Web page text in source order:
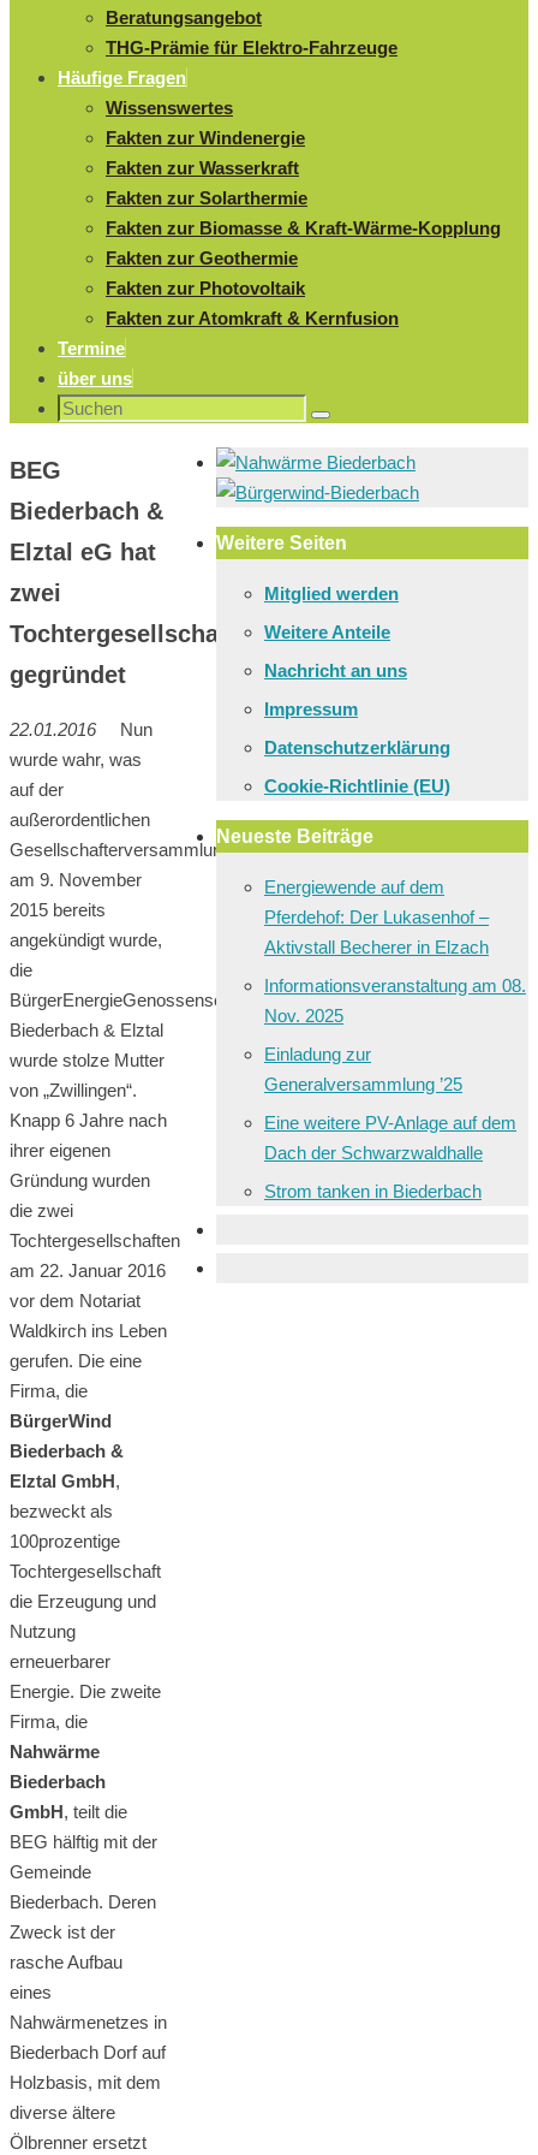
Beratungsangebot
THG-Prämie für Elektro-Fahrzeuge
Häufige Fragen
Wissenswertes
Fakten zur Windenergie
Fakten zur Wasserkraft
Fakten zur Solarthermie
Fakten zur Biomasse & Kraft-Wärme-Kopplung
Fakten zur Geothermie
Fakten zur Photovoltaik
Fakten zur Atomkraft & Kernfusion
Termine
über uns
Suchen
Suchen
BEG
Biederbach &
Elztal eG hat
zwei
Tochtergesellschaften
gegründet
22.01.2016
Nun
wurde wahr, was
auf der
außerordentlichen
Gesellschafterversammlung
am 9. November
2015 bereits
angekündigt wurde,
die
BürgerEnergieGenossenschaft
Biederbach & Elztal
wurde stolze Mutter
von „Zwillingen“.
Knapp 6 Jahre nach
ihrer eigenen
Gründung wurden
die zwei
Tochtergesellschaften
am 22. Januar 2016
vor dem Notariat
Waldkirch ins Leben
gerufen. Die eine
Firma, die
BürgerWind
Biederbach &
Elztal GmbH,
bezweckt als
100prozentige
Tochtergesellschaft
die Erzeugung und
Nutzung
erneuerbarer
Energie. Die zweite
Firma, die
Nahwärme
Biederbach
GmbH, teilt die
BEG hälftig mit der
Gemeinde
Biederbach. Deren
Zweck ist der
rasche Aufbau
eines
Nahwärmenetzes in
Biederbach Dorf auf
Holzbasis, mit dem
diverse ältere
Ölbrenner ersetzt
Weitere Seiten
Mitglied werden
Weitere Anteile
Nachricht an uns
Impressum
Datenschutzerklärung
Cookie-Richtlinie (EU)
Neueste Beiträge
Energiewende auf dem
Pferdehof: Der Lukasenhof –
Aktivstall Becherer in Elzach
Informationsveranstaltung am 08.
Nov. 2025
Einladung zur
Generalversammlung ’25
Eine weitere PV-Anlage auf dem
Dach der Schwarzwaldhalle
Strom tanken in Biederbach